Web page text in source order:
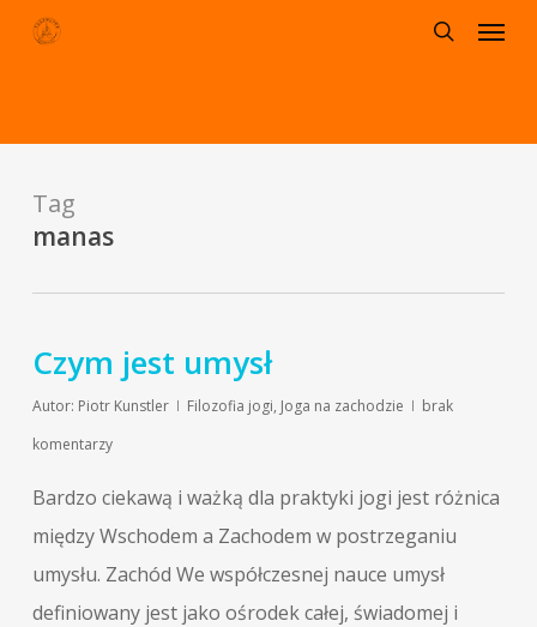
Skip
Menu
Tag
manas
Czym jest umysł
Autor: Piotr Kunstler Filozofia jogi, Joga na zachodzie
brak
komentarzy
Bardzo ciekawą i ważką dla praktyki jogi jest różnica
między Wschodem a Zachodem w postrzeganiu
umysłu. Zachód We współczesnej nauce umysł
definiowany jest jako ośrodek całej, świadomej i